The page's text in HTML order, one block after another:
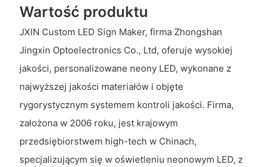
Wartość produktu
JXIN Custom LED Sign Maker, firma Zhongshan
Jingxin Optoelectronics Co., Ltd, oferuje wysokiej
jakości, personalizowane neony LED, wykonane z
najwyższej jakości materiałów i objęte
rygorystycznym systemem kontroli jakości. Firma,
założona w 2006 roku, jest krajowym
przedsiębiorstwem high-tech w Chinach,
specjalizującym się w oświetleniu neonowym LED, z